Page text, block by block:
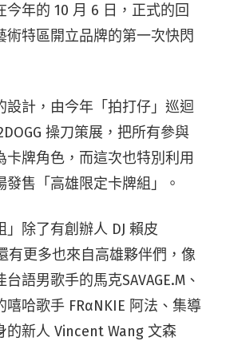
今年的 10 月 6 日，正式的回
術特區開立品牌的第一次快閃
設計，由今年「拍打仔」巡迴
操刀策展，把所有參與
卡牌角色，而這次也特別利用
發售「高雄限定卡牌組」。
」除了有創辦人 DJ 賴皮
有更多也來自高雄夥伴們，像
語男歌手的馬克SAVAGE.M、
嘻哈歌手 FRαNKIE 阿法、集導
的新人 Vincent Wang 文森